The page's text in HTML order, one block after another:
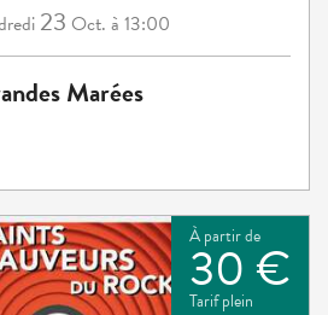
23 Oct. à 13:00
Marées
À partir de
30 €
Tarif plein